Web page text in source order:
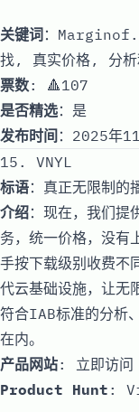
关键词 ：
找, 真实价格, 分
票数: 🔺107
是否精选：是
发布时间 ：2025年
15. VNYL
标语：真正无限制的
介绍：现在，我们提
务，统一价格，没有
手按下载级别收费不
代云基础设施，让无
符合IAB标准的分析
在内。
产品网站: 立即访问
Product Hunt :